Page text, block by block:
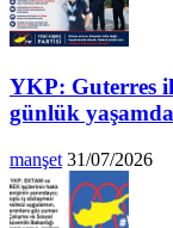
YKP: Guterres
günlük
manşet 31/07/2026